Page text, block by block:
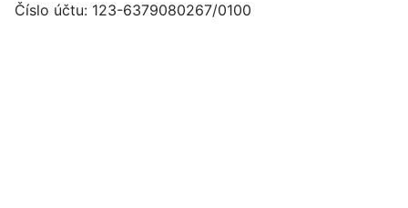
Číslo účtu: 123-6379080267/0100